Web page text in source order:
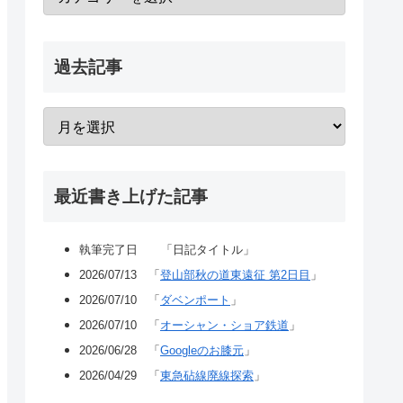
過去記事
最近書き上げた記事
執筆完了日 「日記タイトル」
2026/07/13 「 登山部秋の道東遠征 第2日目 」
2026/07/10 「 ダベンポート 」
2026/07/10 「 オーシャン・ショア鉄道 」
2026/06/28 「 Googleのお膝元 」
2026/04/29 「 東急砧線廃線探索 」